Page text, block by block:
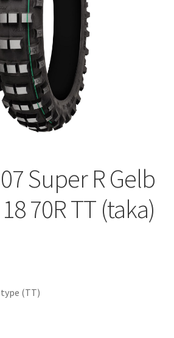
Super R Gelb
70R TT (taka)
(TT)